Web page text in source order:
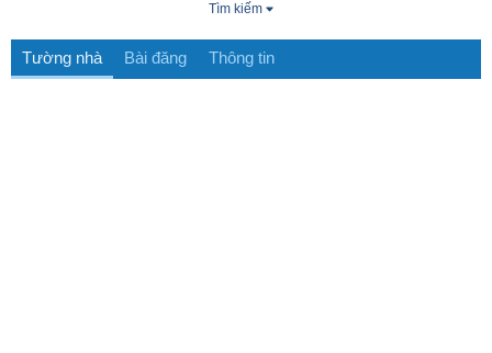
Tìm kiếm
Tường nhà Bài đăng Thông tin